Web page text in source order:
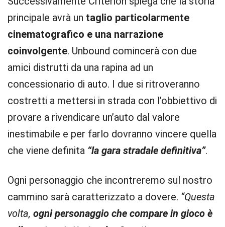
principale avrà un taglio particolarmente
cinematografico e una narrazione
coinvolgente. Unbound comincerà con due
amici distrutti da una rapina ad un
concessionario di auto. I due si ritroveranno
costretti a mettersi in strada con l’obbiettivo di
provare a rivendicare un’auto dal valore
inestimabile e per farlo dovranno vincere quella
che viene definita “la gara stradale definitiva”.
Ogni personaggio che incontreremo sul nostro
cammino sarà caratterizzato a dovere. “Questa
volta, ogni personaggio che compare in gioco è